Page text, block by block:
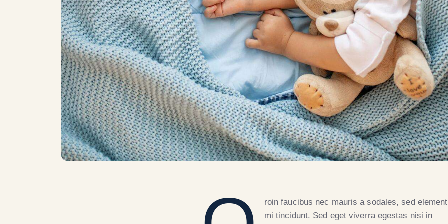
roin faucibus nec mauris a sodales, sed
mi tincidunt. Sed eget viverra egestas nisi in